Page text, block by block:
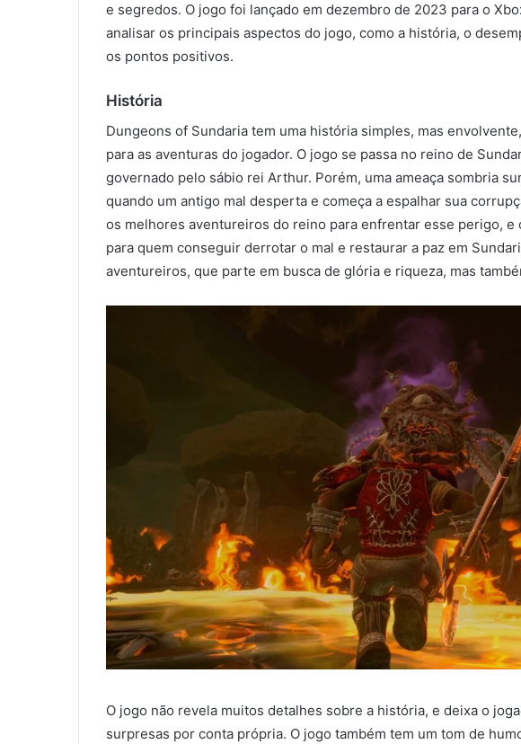
e segredos. O jogo foi lançado em dezembro de 2023 para o
analisar os principais aspectos do jogo, como a história, o
os pontos positivos.
História
Dungeons of Sundaria tem uma história simples, mas
para as aventuras do jogador. O jogo se passa no reino de
governado pelo sábio rei Arthur. Porém, uma ameaça sombria
quando um antigo mal desperta e começa a espalhar sua
os melhores aventureiros do reino para enfrentar esse perigo, e
para quem conseguir derrotar o mal e restaurar a paz em
aventureiros, que parte em busca de glória e riqueza, mas
O jogo não revela muitos detalhes sobre a história, e deixa o
surpresas por conta própria. O jogo também tem um tom de